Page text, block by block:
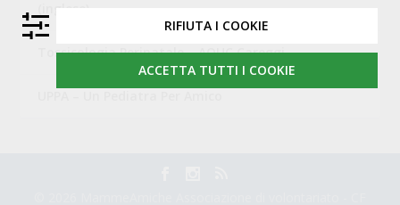
(inglese)
Tossicologia Perinatale – AOUC Careggi
RIFIUTA I COOKIE
ACCETTA TUTTI I COOKIE